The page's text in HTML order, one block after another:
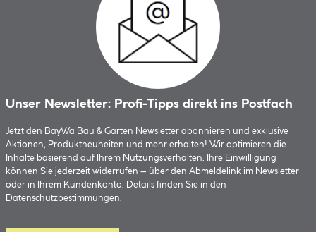
Unser Newsletter: Profi-Tipps direkt ins Postfach
Jetzt den BayWa Bau & Garten Newsletter abonnieren und exklusive
Aktionen, Produktneuheiten und mehr erhalten! Wir optimieren die
Inhalte basierend auf Ihrem Nutzungsverhalten. Ihre Einwilligung
können Sie jederzeit widerrufen – über den Abmeldelink im Newsletter
oder in Ihrem Kundenkonto. Details finden Sie in den
Datenschutzbestimmungen.